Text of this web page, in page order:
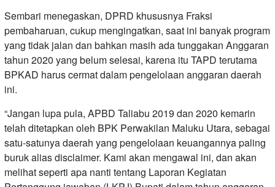
Sembari menegaskan, DPRD khususnya Fraksi
pembaharuan, cukup mengingatkan, saat ini banyak program
yang tidak jalan dan bahkan masih ada tunggakan Anggaran
tahun 2020 yang belum selesai, karena itu TAPD terutama
BPKAD harus cermat dalam pengelolaan anggaran daerah
ini.
“Jangan lupa pula, APBD Taliabu 2019 dan 2020 kemarin
telah ditetapkan oleh BPK Perwakilan Maluku Utara, sebagai
satu-satunya daerah yang pengelolaan keuangannya paling
buruk alias disclaimer. Kami akan mengawal ini, dan akan
melihat seperti apa nanti tentang Laporan Kegiatan